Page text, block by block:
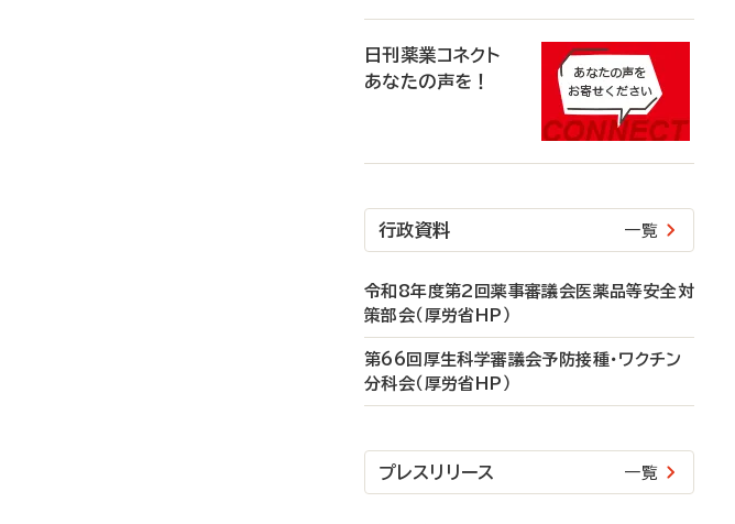
日刊薬業コネクト
あなたの声を！
行政資料 一覧
令和8年度第2回薬事審議会医薬品等安全対
策部会（厚労省HP）
第66回厚生科学審議会予防接種・ワクチン
分科会（厚労省HP）
プレスリリース 一覧